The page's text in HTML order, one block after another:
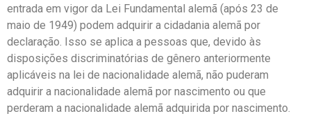
entrada em vigor da Lei Fundamental alemã (após 23 de
maio de 1949) podem adquirir a cidadania alemã por
declaração. Isso se aplica a pessoas que, devido às
disposições discriminatórias de gênero anteriormente
aplicáveis ​​na lei de nacionalidade alemã, não puderam
adquirir a nacionalidade alemã por nascimento ou que
perderam a nacionalidade alemã adquirida por nascimento.